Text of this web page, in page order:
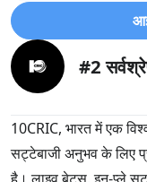
#2
10CRIC, भारत में एक
सट्टेबाजी अनुभव के लिए